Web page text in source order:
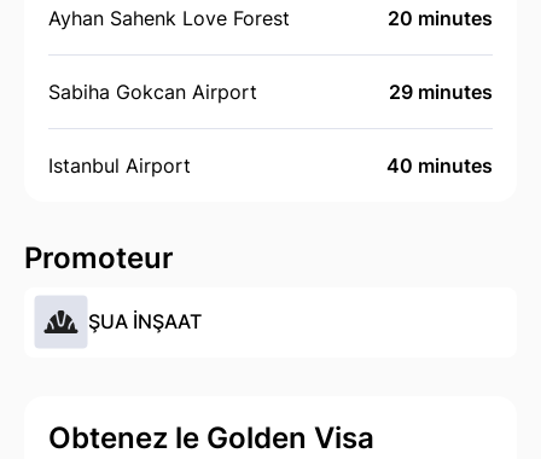
Ayhan Sahenk Love Forest 20 minutes
Sabiha Gokcan Airport 29 minutes
Istanbul Airport 40 minutes
Promoteur
ŞUA İNŞAAT
Obtenez le Golden Visa